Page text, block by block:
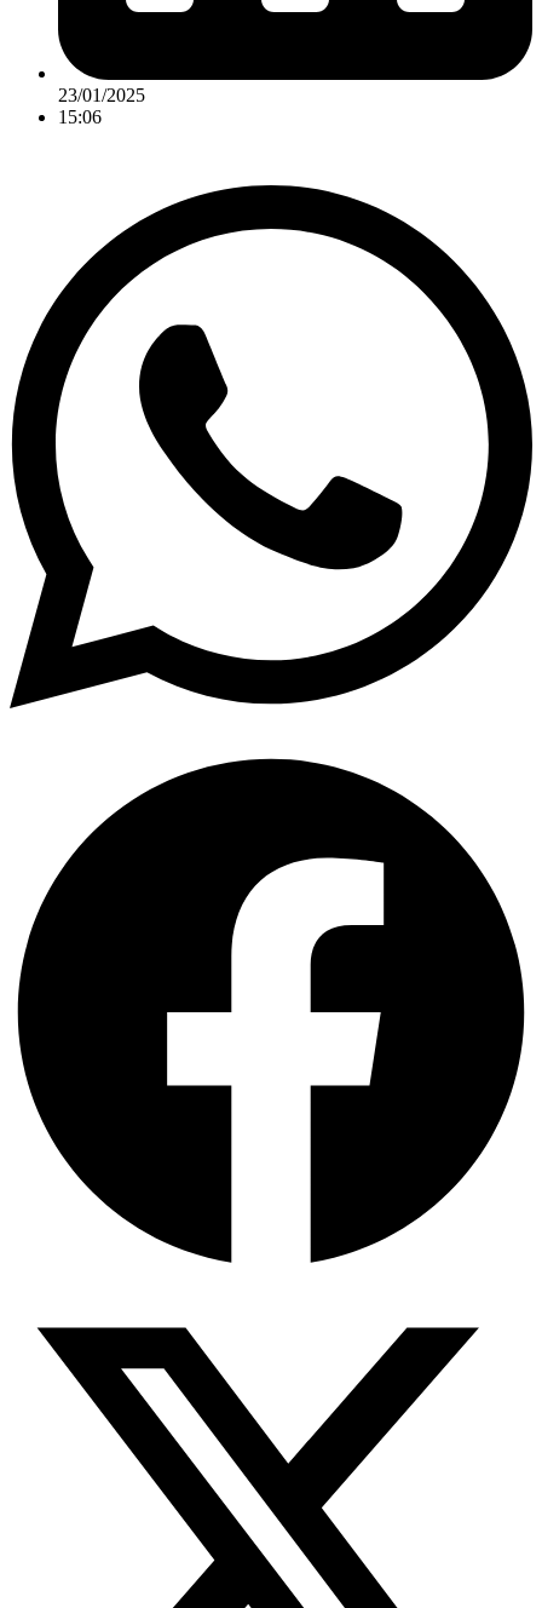
23/01/2025
15:06